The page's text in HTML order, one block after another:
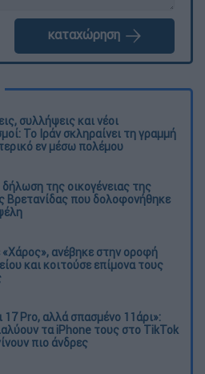
καταχώρηση
συλλήψεις και νέοι
Το Ιράν σκληραίνει τη γραμμή
εν μέσω πολέμου
της οικογένειας της
Βρετανίδας που δολοφονήθηκε
ανέβηκε στην οροφή
και κοιτούσε επίμονα τους
17 Pro, αλλά σπασμένο 11άρι»:
τα iPhone τους στο TikTok
πιο άνδρες